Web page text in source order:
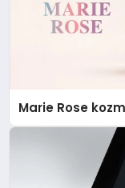
Marie Rose